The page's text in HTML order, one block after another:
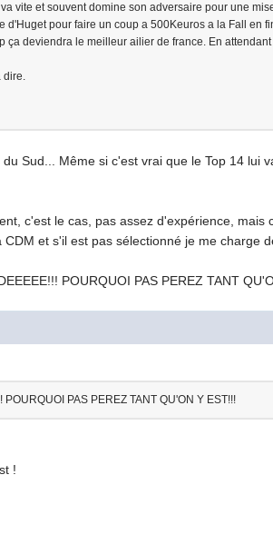
vite et souvent domine son adversaire pour une
pour faire un coup a 500Keuros a la Fall en
deviendra le meilleur ailier de france. En
dire.
Sud... Même si c'est vrai que le Top 14 lui
c'est le cas, pas assez d'expérience, mais
et s'il est pas sélectionné je me charge
POURQUOI PAS PEREZ TANT
PAS PEREZ TANT QU'ON Y EST!!!
!